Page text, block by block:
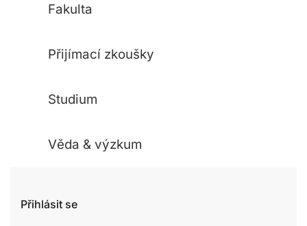
Fakulta
Přijímací zkoušky
Studium
Věda & výzkum
Přihlásit se